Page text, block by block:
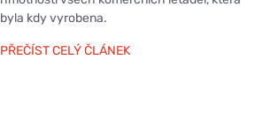
byla kdy vyrobena.
PŘEČÍST CELÝ ČLÁNEK